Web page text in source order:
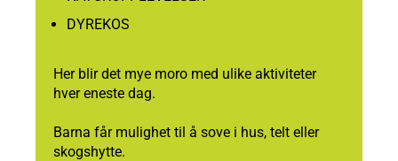
DYREKOS
Her blir det mye moro med ulike aktiviteter
hver eneste dag.
Barna får mulighet til å sove i hus, telt eller
skogshytte.